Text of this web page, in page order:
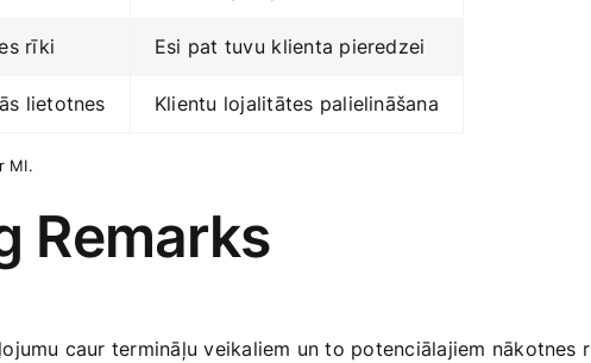
rīki Esi pat tuvu ⁢klienta pieredzei
lietotnes Klientu lojalitātes palielināšana
MI.
Remarks
caur termināļu veikaliem‌ un to​ potenciālajiem